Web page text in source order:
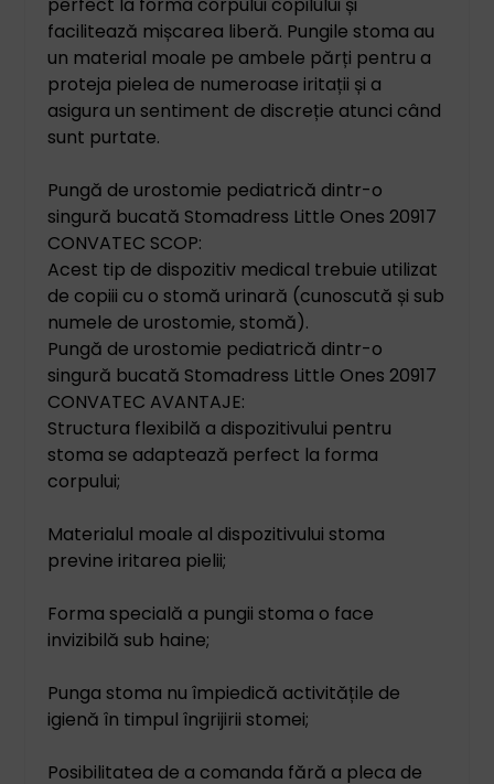
facilitează mișcarea liberă. Pungile stoma au
un material moale pe ambele părți pentru a
proteja pielea de numeroase iritații și a
asigura un sentiment de discreție atunci când
sunt purtate.
Pungă de urostomie pediatrică dintr-o
singură bucată Stomadress Little Ones 20917
CONVATEC SCOP:
Acest tip de dispozitiv medical trebuie utilizat
de copiii cu o stomă urinară (cunoscută și sub
numele de urostomie, stomă).
Pungă de urostomie pediatrică dintr-o
singură bucată Stomadress Little Ones 20917
CONVATEC AVANTAJE:
Structura flexibilă a dispozitivului pentru
stoma se adaptează perfect la forma
corpului;
Materialul moale al dispozitivului stoma
previne iritarea pielii;
Forma specială a pungii stoma o face
invizibilă sub haine;
Punga stoma nu împiedică activitățile de
igienă în timpul îngrijirii stomei;
Posibilitatea de a comanda fără a pleca de